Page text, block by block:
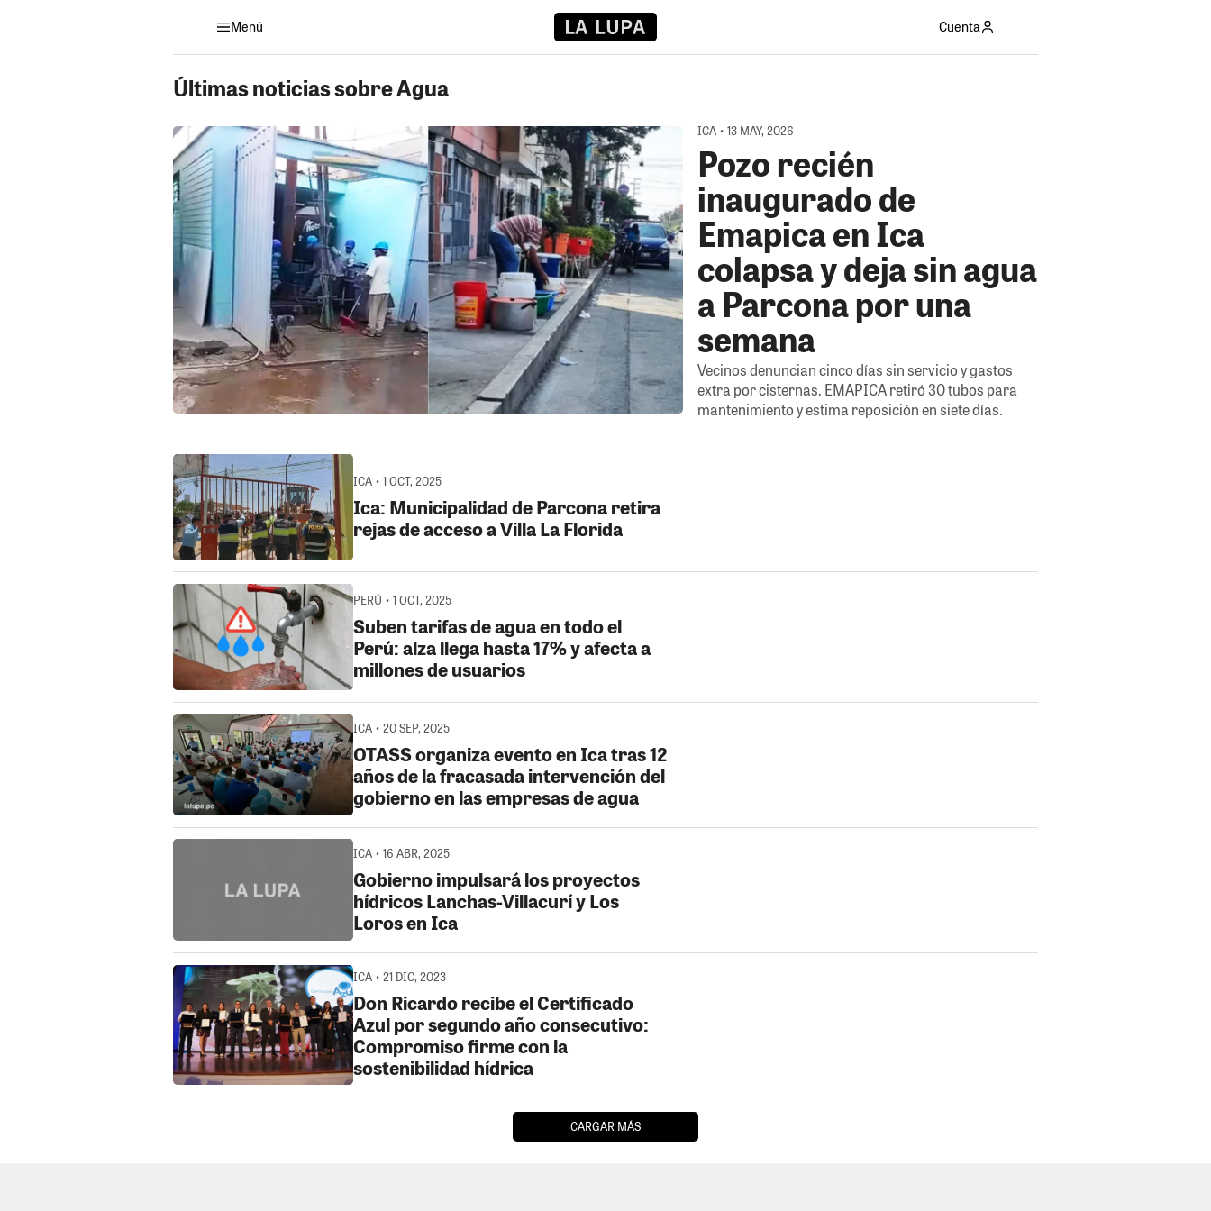
Menú Cuenta
Últimas noticias sobre Agua
ICA • 13 MAY, 2026
Pozo recién
inaugurado de
Emapica en Ica
colapsa y deja sin agua
a Parcona por una
semana
Vecinos denuncian cinco días sin servicio y gastos
extra por cisternas. EMAPICA retiró 30 tubos para
mantenimiento y estima reposición en siete días.
ICA • 1 OCT, 2025
Ica: Municipalidad de Parcona retira
rejas de acceso a Villa La Florida
PERÚ • 1 OCT, 2025
Suben tarifas de agua en todo el
Perú: alza llega hasta 17% y afecta a
millones de usuarios
ICA • 20 SEP, 2025
OTASS organiza evento en Ica tras 12
años de la fracasada intervención del
gobierno en las empresas de agua
ICA • 16 ABR, 2025
Gobierno impulsará los proyectos
hídricos Lanchas-Villacurí y Los
Loros en Ica
ICA • 21 DIC, 2023
Don Ricardo recibe el Certificado
Azul por segundo año consecutivo:
Compromiso firme con la
sostenibilidad hídrica
CARGAR MÁS